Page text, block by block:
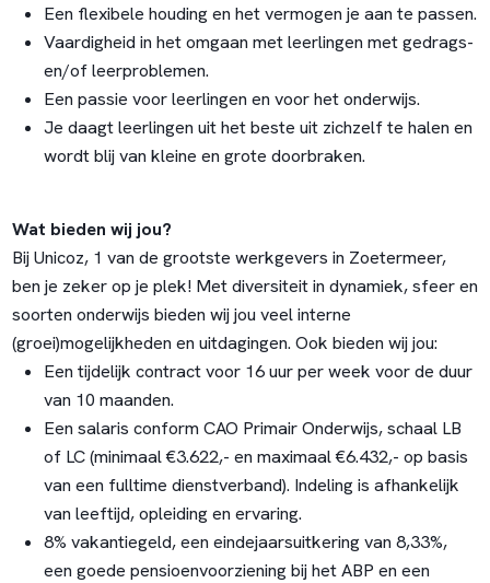
Een flexibele houding en het vermogen je aan te passen.
Vaardigheid in het omgaan met leerlingen met gedrags-
en/of leerproblemen.
Een passie voor leerlingen en voor het onderwijs.
Je daagt leerlingen uit het beste uit zichzelf te halen en
wordt blij van kleine en grote doorbraken.
Wat bieden wij jou?
Bij Unicoz, 1 van de grootste werkgevers in Zoetermeer,
ben je zeker op je plek! Met diversiteit in dynamiek, sfeer en
soorten onderwijs bieden wij jou veel interne
(groei)mogelijkheden en uitdagingen. Ook bieden wij jou:
Een tijdelijk contract voor 16 uur per week voor de duur
van 10 maanden.
Een salaris conform CAO Primair Onderwijs, schaal LB
of LC (minimaal €3.622,- en maximaal €6.432,- op basis
van een fulltime dienstverband). Indeling is afhankelijk
van leeftijd, opleiding en ervaring.
8% vakantiegeld, een eindejaarsuitkering van 8,33%,
een goede pensioenvoorziening bij het ABP en een